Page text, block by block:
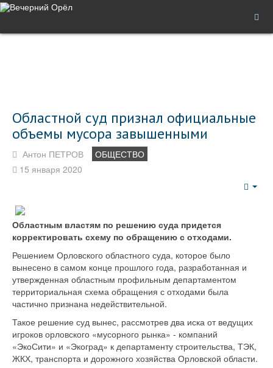
Областной суд признал официальные
объемы мусора завышенными
Антон ПЕТРОВ
ОБЩЕСТВО
15 января 2020
Областным властям по решению суда придется
корректировать схему по обращению с отходами.
Решением Орловского областного суда, которое было
вынесено в самом конце прошлого года, разработанная и
утвержденная областным профильным департаментом
территориальная схема обращения с отходами была
частично признана недействительной.
Такое решение суд вынес, рассмотрев два иска от ведущих
игроков орловского «мусорного рынка» - компаний
«ЭкоСити» и «Экоград» к департаменту строительства, ТЭК,
ЖКХ, транспорта и дорожного хозяйства Орловской области.